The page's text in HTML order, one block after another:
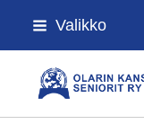
Siirry
sivun
Valikko